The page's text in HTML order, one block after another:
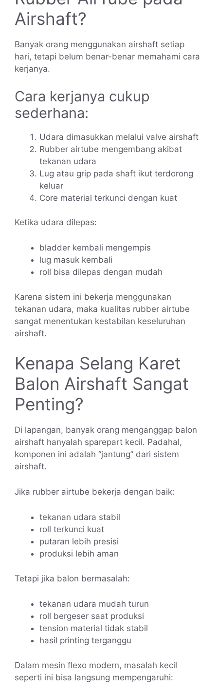
Airshaft?
Banyak orang menggunakan airshaft setiap
hari, tetapi belum benar-benar memahami cara
kerjanya.
Cara kerjanya cukup
sederhana:
Udara dimasukkan melalui valve airshaft
Rubber airtube mengembang akibat
tekanan udara
Lug atau grip pada shaft ikut terdorong
keluar
Core material terkunci dengan kuat
Ketika udara dilepas:
bladder kembali mengempis
lug masuk kembali
roll bisa dilepas dengan mudah
Karena sistem ini bekerja menggunakan
tekanan udara, maka kualitas rubber airtube
sangat menentukan kestabilan keseluruhan
airshaft.
Kenapa Selang Karet
Balon Airshaft Sangat
Penting?
Di lapangan, banyak orang menganggap balon
airshaft hanyalah sparepart kecil. Padahal,
komponen ini adalah “jantung” dari sistem
airshaft.
Jika rubber airtube bekerja dengan baik:
tekanan udara stabil
roll terkunci kuat
putaran lebih presisi
produksi lebih aman
Tetapi jika balon bermasalah:
tekanan udara mudah turun
roll bergeser saat produksi
tension material tidak stabil
hasil printing terganggu
Dalam mesin flexo modern, masalah kecil
seperti ini bisa langsung mempengaruhi: